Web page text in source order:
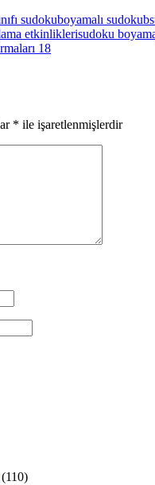
sudokuboyamalı sudoku
etkinliklerisudoku
18
* ile işaretlenmişlerdir
(110)